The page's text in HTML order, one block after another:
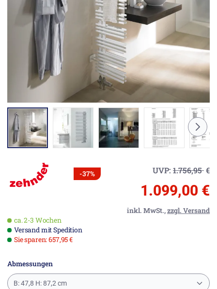
-37% UVP: 1.756,95€
1.099,00 €
inkl. MwSt.,zzgl. Versand
ca. 2-3 Wochen
Versand mit Spedition
Sie sparen: 657,95 €
Abmessungen
B: 47,8 H: 87,2 cm